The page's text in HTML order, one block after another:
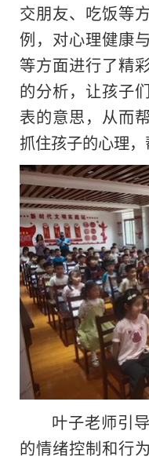
交朋友、吃饭等
例，对心理健康
等方面进行了精
的分析，让孩子
表的意思，从而
抓住孩子的心理，
叶子老师引
的情绪控制和行